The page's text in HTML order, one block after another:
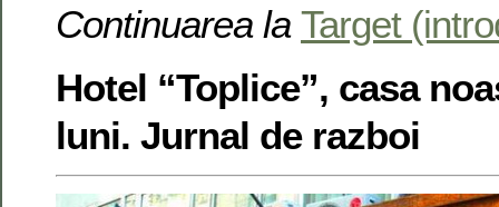
Continuarea la Target
Hotel “Toplice”, casa
luni. Jurnal de razboi